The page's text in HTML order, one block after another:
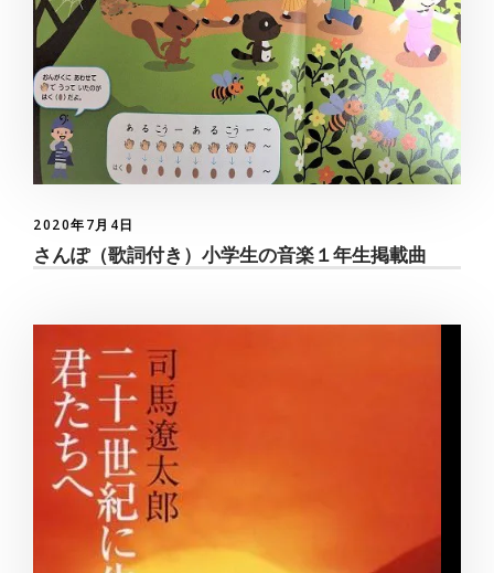
2020年7月4日
さんぽ（歌詞付き）小学生の音楽１年生掲載曲